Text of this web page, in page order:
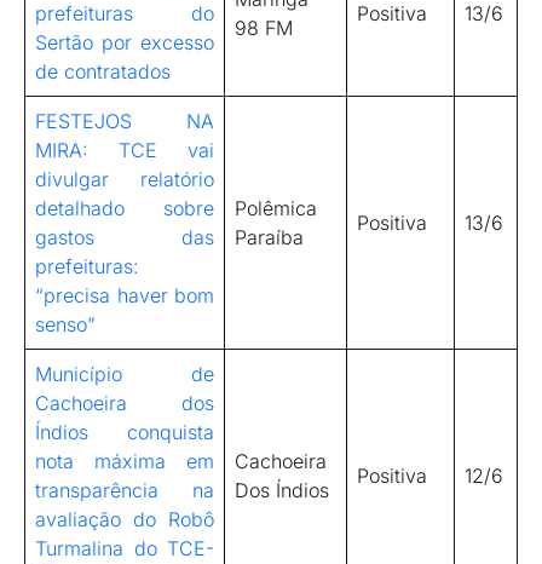
prefeituras do
Sertão por excesso
de contratados
98 FM
Positiva 13/6
FESTEJOS NA
MIRA: TCE vai
divulgar relatório
detalhado sobre
gastos das
prefeituras:
“precisa haver bom
senso”
Polêmica
Paraíba
Positiva 13/6
Município de
Cachoeira dos
Índios conquista
nota máxima em
transparência na
avaliação do Robô
Turmalina do TCE-
Cachoeira
Dos Índios
Positiva 12/6